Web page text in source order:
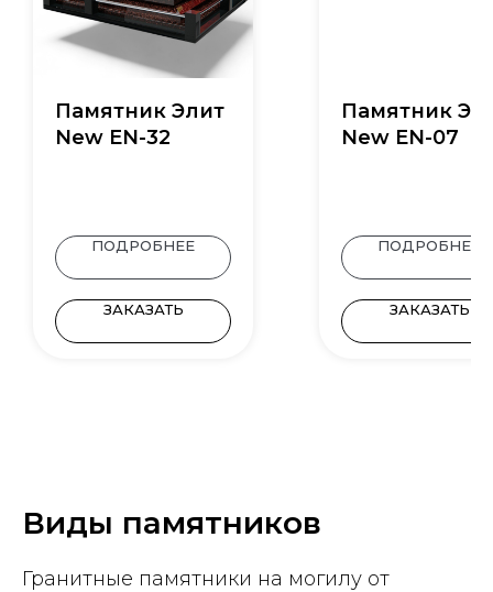
Памятник Элит
New EN-32
ПОДРОБНЕЕ
ЗАКАЗАТЬ
Памятник
New EN-07
ПОДРОБНЕЕ
ЗАКАЗАТЬ
Виды памятников
Гранитные памятники на могилу от